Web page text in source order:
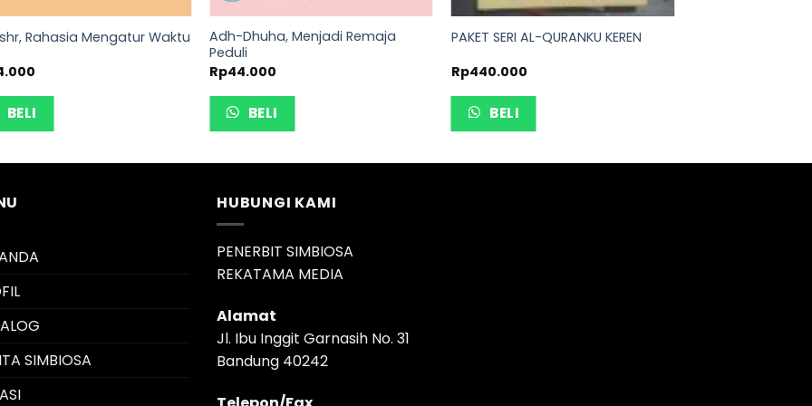
Rahasia Mengatur Waktu
BELI
Adh-Dhuha, Menjadi Remaja
Peduli
Rp44.000
BELI
PAKET SERI AL-QURANKU KEREN
Rp440.000
BELI
SIMBIOSA
HUBUNGI KAMI
PENERBIT SIMBIOSA
REKATAMA MEDIA
Alamat
Jl. Ibu Inggit Garnasih No. 31
Bandung 40242